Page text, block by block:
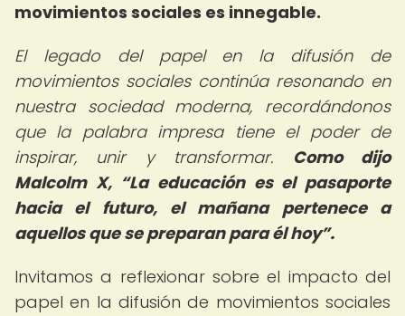
movimientos sociales es innegable.
El legado del papel en la difusión de
movimientos sociales continúa resonando en
nuestra sociedad moderna, recordándonos
que la palabra impresa tiene el poder de
inspirar, unir y transformar. Como dijo
Malcolm X,
La educación es el pasaporte
hacia el futuro, el mañana pertenece a
aquellos que se preparan para él hoy .
Invitamos a reflexionar sobre el impacto del
papel en la difusión de movimientos sociales